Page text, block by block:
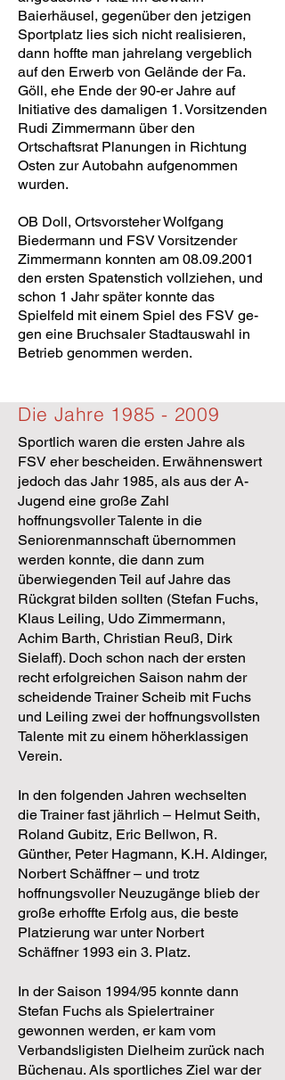
Baierhäusel, gegenüber den jetzigen
Sportplatz lies sich nicht realisieren,
dann hoffte man jahre­lang vergeblich
auf den Erwerb von Gelände der Fa.
Göll, ehe Ende der 90-er Jahre auf
Initiative des damaligen 1. Vorsitzenden
Rudi Zimmer­mann über den
Ortschaftsrat Planungen in Richtung
Osten zur Autobahn aufgenommen
wurden.
OB Doll, Ortsvorsteher Wolfgang
Biedermann und FSV Vorsitzender
Zimmermann konnten am 08.09.2001
den ersten Spatenstich vollziehen, und
schon 1 Jahr später konnte das
Spielfeld mit einem Spiel des FSV ge­
gen eine Bruchsaler Stadtauswahl in
Betrieb genommen werden.
Die Jahre 1985 - 2009
Sportlich waren die ersten Jahre als
FSV eher bescheiden. Erwähnenswert
jedoch das Jahr 1985, als aus der A-
Jugend eine große Zahl
hoffnungsvoller Talente in die
Seniorenmannschaft übernommen
werden konnte, die dann zum
überwiegenden Teil auf Jahre das
Rückgrat bilden sollten (Stefan Fuchs,
Klaus Leiling, Udo Zimmermann,
Achim Barth, Christian Reuß, Dirk
Sielaff). Doch schon nach der ersten
recht erfolgreichen Saison nahm der
scheidende Trainer Scheib mit Fuchs
und Leiling zwei der hoffnungsvollsten
Talente mit zu einem höherklassigen
Verein.
In den folgenden Jahren wechselten
die Trainer fast jährlich – Helmut Seith,
Roland Gubitz, Eric Bellwon, R.
Günther, Peter Hagmann, K.H. Aldinger,
Norbert Schäffner – und trotz
hoffnungsvoller Neuzugänge blieb der
große erhoffte Erfolg aus, die beste
Platzierung war unter Norbert
Schäffner 1993 ein 3. Platz.
In der Saison 1994/95 konnte dann
Stefan Fuchs als Spielertrainer
gewonnen werden, er kam vom
Verbandsligisten Dielheim zurück nach
Büchenau. Als sportliches Ziel war der